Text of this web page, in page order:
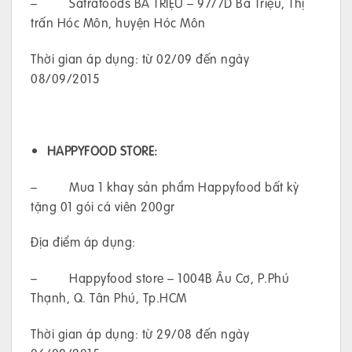
trấn Hóc Môn, huyện Hóc Môn
Thời gian áp dụng: từ 02/09 đến ngày
08/09/2015
HAPPYFOOD STORE:
– Mua 1 khay sản phẩm Happyfood bất kỳ
tặng 01 gói cá viên 200gr
Địa điểm áp dụng:
– Happyfood store – 1004B Âu Cơ, P.Phú
Thạnh, Q. Tân Phú, Tp.HCM
Thời gian áp dụng: từ 29/08 đến ngày